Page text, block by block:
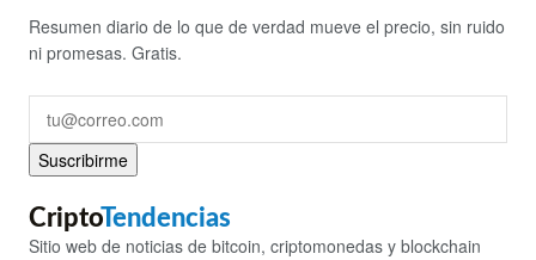
Resumen diario de lo que de verdad mueve el precio, sin ruido
ni promesas. Gratis.
Suscribirme
CriptoTendencias
Sitio web de noticias de bitcoin, criptomonedas y blockchain